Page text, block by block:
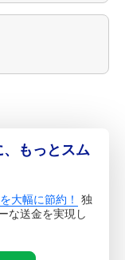
もっとスム
大幅に節約！ 独
な送金を実現し